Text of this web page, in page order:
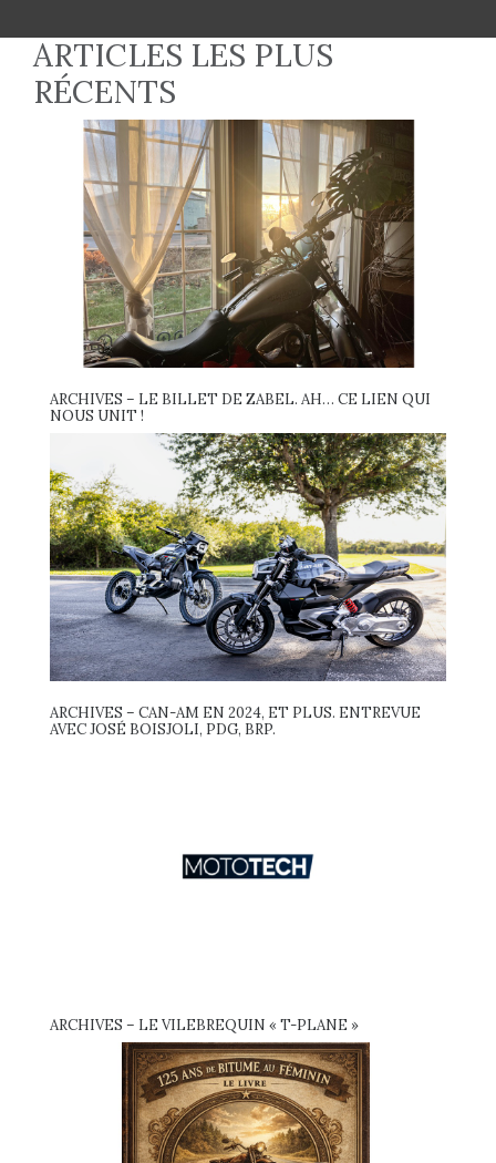
ARTICLES LES PLUS
RÉCENTS
ARCHIVES – LE BILLET DE ZABEL. AH… CE LIEN QUI
NOUS UNIT !
ARCHIVES – CAN-AM EN 2024, ET PLUS. ENTREVUE
AVEC JOSÉ BOISJOLI, PDG, BRP.
ARCHIVES – LE VILEBREQUIN « T-PLANE »